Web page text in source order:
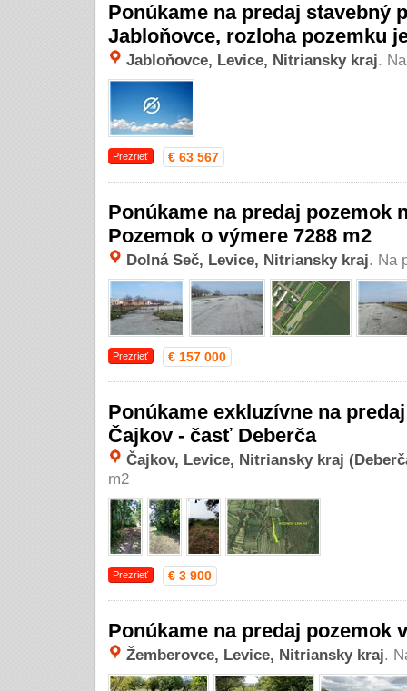
Ponúkame na predaj stavebný
Jabloňovce, rozloha pozemku
Jabloňovce, Levice, Nitriansky kraj.
Prezrieť € 63 567
Ponúkame na predaj pozemok
Pozemok o výmere 7288 m2
Dolná Seč, Levice, Nitriansky kraj. Na
Prezrieť € 157 000
Ponúkame exkluzívne na
Čajkov - časť Deberča
Čajkov, Levice, Nitriansky kraj
m2
Prezrieť € 3 900
Ponúkame na predaj pozemok
Žemberovce, Levice, Nitriansky kraj.